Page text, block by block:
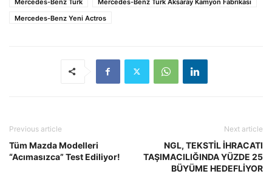
Mercedes-Benz Yeni Actros
Previous article
Tüm Mazda Modelleri
“Acımasızca” Test Ediliyor!
Next article
NGL, TEKSTİL İHRACATI
TAŞIMACILIĞINDA YÜZDE 25
BÜYÜME HEDEFLİYOR